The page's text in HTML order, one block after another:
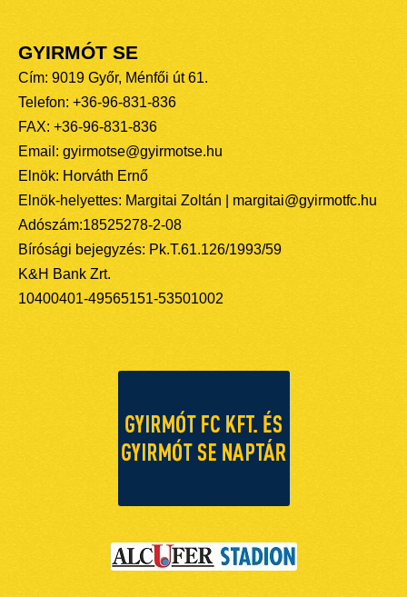
GYIRMÓT SE
Cím: 9019 Győr, Ménfői út 61.
Telefon: +36-96-831-836
FAX: +36-96-831-836
Email: gyirmotse@gyirmotse.hu
Elnök: Horváth Ernő
Elnök-helyettes: Margitai Zoltán | margitai@gyirmotfc.hu
Adószám:18525278-2-08
Bírósági bejegyzés: Pk.T.61.126/1993/59
K&H Bank Zrt.
10400401-49565151-53501002